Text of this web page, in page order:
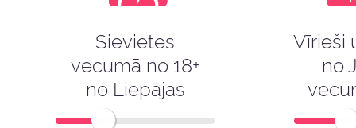
Sievietes
vecumā no 18+
no Liepājas
Vīrieši
no